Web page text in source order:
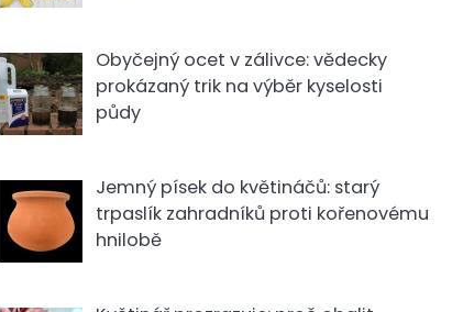
Obyčejný ocet v zálivce: vědecky
prokázaný trik na výběr kyselosti
půdy
Jemný písek do květináčů: starý
trpaslík zahradníků proti kořenovému
hnilobě